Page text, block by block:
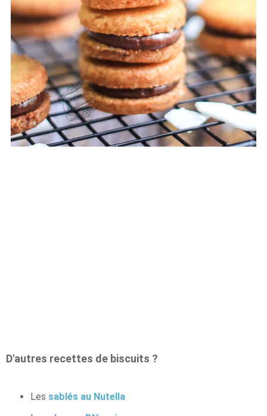
D'autres recettes de biscuits ?
Les sablés au Nutella